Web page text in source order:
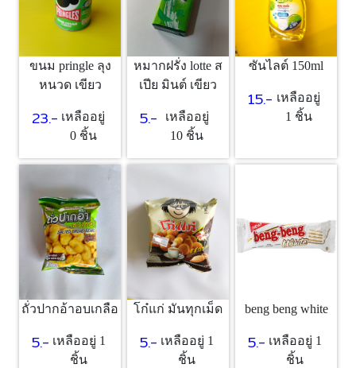
ขนม pringle ลุง
หนวด เขียว
23.- เหลืออยู่
0 ชิ้น
หมากฝรั่ง lotte ส
เปีย มินต์ เขียว
5.-
เหลืออยู่
10 ชิ้น
ซันไลต์ 150ml
15.- เหลืออยู่
1 ชิ้น
ถั่วปากอ้าอบเกลือ
5.- เหลืออยู่ 1
ชิ้น
โก๋แก่ มันทุกเม็ด
5.- เหลืออยู่ 1
ชิ้น
beng beng white
5.- เหลืออยู่ 1
ชิ้น